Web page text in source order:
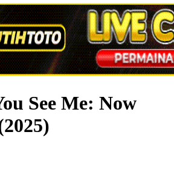
See Me: Now